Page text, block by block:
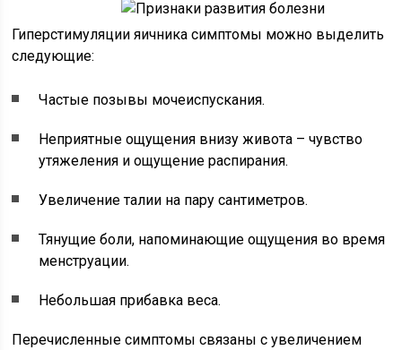
Гиперстимуляции яичника симптомы можно выделить
следующие:
Частые позывы мочеиспускания.
Неприятные ощущения внизу живота – чувство
утяжеления и ощущение распирания.
Увеличение талии на пару сантиметров.
Тянущие боли, напоминающие ощущения во время
менструации.
Небольшая прибавка веса.
Перечисленные симптомы связаны с увеличением